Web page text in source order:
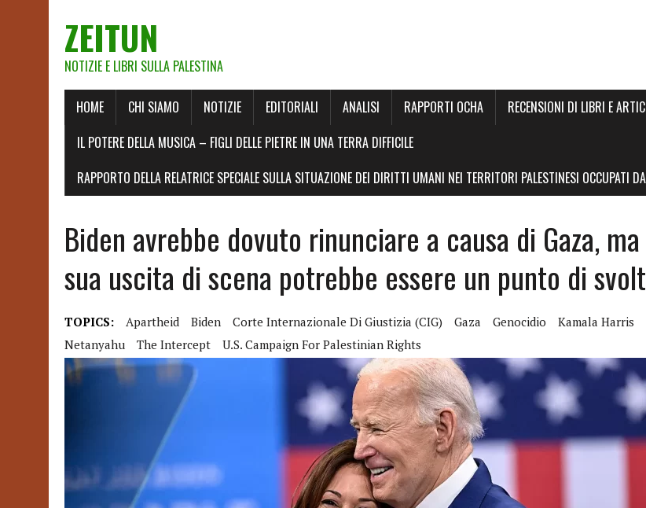
ZEITUN
NOTIZIE E LIBRI SULLA PALESTINA
HOME CHI SIAMO NOTIZIE EDITORIALI ANALISI RAPPORTI OCHA RECENSIONI DI LIBRI E
IL POTERE DELLA MUSICA – FIGLI DELLE PIETRE IN UNA TERRA DIFFICILE
RAPPORTO DELLA RELATRICE SPECIALE SULLA SITUAZIONE DEI DIRITTI UMANI NEI TERRITORI PALESTINESI OCCUPATI
Biden avrebbe dovuto rinunciare a causa di Gaza,
sua uscita di scena potrebbe essere un punto di
TOPICS: Apartheid Biden Corte Internazionale Di Giustizia (CIG) Gaza Genocidio
Kamala Harris
Netanyahu
The Intercept U.S. Campaign For Palestinian Rights